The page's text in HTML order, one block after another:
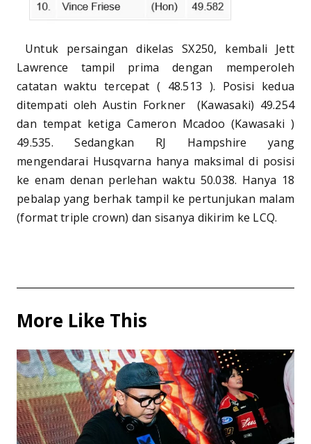
Untuk persaingan dikelas SX250, kembali Jett
Lawrence tampil prima dengan memperoleh
catatan waktu tercepat ( 48.513 ). Posisi kedua
ditempati oleh Austin Forkner (Kawasaki) 49.254
dan tempat ketiga Cameron Mcadoo (Kawasaki )
49.535. Sedangkan RJ Hampshire yang
mengendarai Husqvarna hanya maksimal di posisi
ke enam denan perlehan waktu 50.038. Hanya 18
pebalap yang berhak tampil ke pertunjukan malam
(format triple crown) dan sisanya dikirim ke LCQ.
More Like This